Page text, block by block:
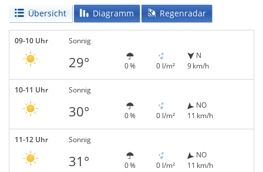
Übersicht Diagramm Regenradar
09-10 Uhr Sonnig
29° 0 % 0 l/m²
N
9 km/h
10-11 Uhr Sonnig
30° 0 % 0 l/m²
NO
11 km/h
11-12 Uhr Sonnig
31° 0 % 0 l/m²
NO
11 km/h